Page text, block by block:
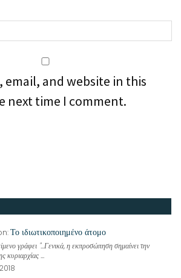
email, and website in this
next time I comment.
Το ιδιωτικοποιημένο άτομο
γράφει "...Γενικά, η εκπροσώπηση σημαίνει την
κυριαρχίας ...